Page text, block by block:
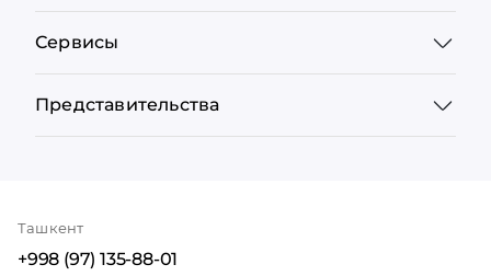
Сервисы
Представительства
Ташкент
+998 (97) 135-88-01